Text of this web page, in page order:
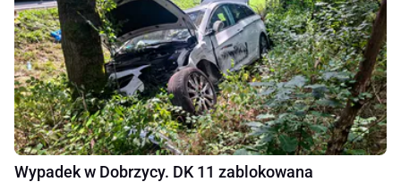
Wypadek w Dobrzycy. DK 11 zablokowana